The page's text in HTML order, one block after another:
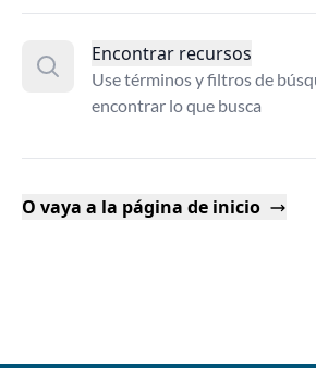
Encontrar recursos
Use términos y filtros de
encontrar lo que busca
O vaya a la página de inicio